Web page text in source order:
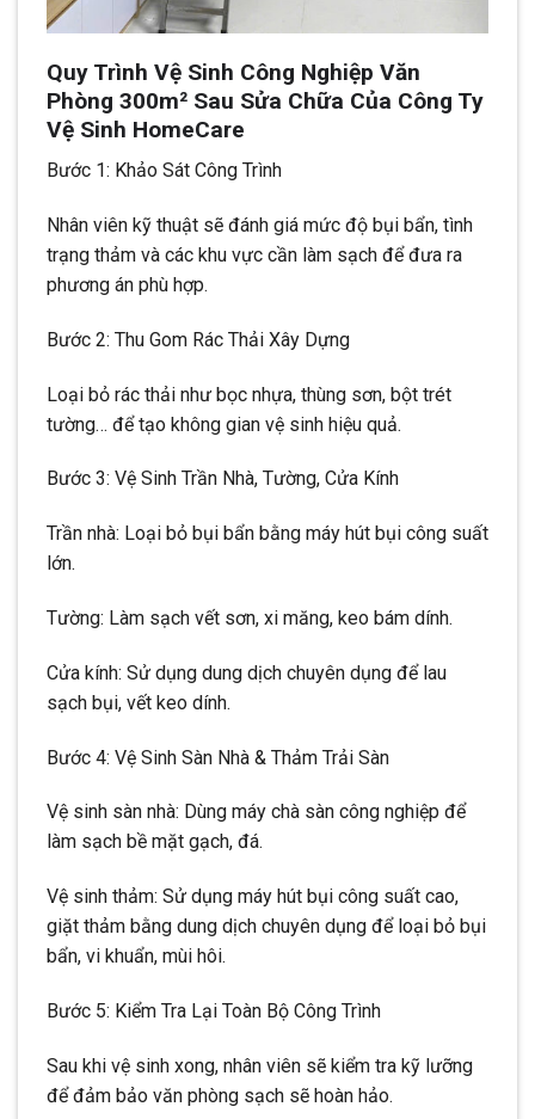
Quy Trình Vệ Sinh Công Nghiệp Văn
Phòng 300m² Sau Sửa Chữa Của Công Ty
Vệ Sinh HomeCare
Bước 1: Khảo Sát Công Trình
Nhân viên kỹ thuật sẽ đánh giá mức độ bụi bẩn, tình
trạng thảm và các khu vực cần làm sạch để đưa ra
phương án phù hợp.
Bước 2: Thu Gom Rác Thải Xây Dựng
Loại bỏ rác thải như bọc nhựa, thùng sơn, bột trét
tường… để tạo không gian vệ sinh hiệu quả.
Bước 3: Vệ Sinh Trần Nhà, Tường, Cửa Kính
Trần nhà: Loại bỏ bụi bẩn bằng máy hút bụi công suất
lớn.
Tường: Làm sạch vết sơn, xi măng, keo bám dính.
Cửa kính: Sử dụng dung dịch chuyên dụng để lau
sạch bụi, vết keo dính.
Bước 4: Vệ Sinh Sàn Nhà & Thảm Trải Sàn
Vệ sinh sàn nhà: Dùng máy chà sàn công nghiệp để
làm sạch bề mặt gạch, đá.
Vệ sinh thảm: Sử dụng máy hút bụi công suất cao,
giặt thảm bằng dung dịch chuyên dụng để loại bỏ bụi
bẩn, vi khuẩn, mùi hôi.
Bước 5: Kiểm Tra Lại Toàn Bộ Công Trình
Sau khi vệ sinh xong, nhân viên sẽ kiểm tra kỹ lưỡng
để đảm bảo văn phòng sạch sẽ hoàn hảo.